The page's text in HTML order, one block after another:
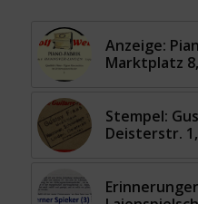
Anzeige:
Marktplatz
Stempel:
Deisterstr.